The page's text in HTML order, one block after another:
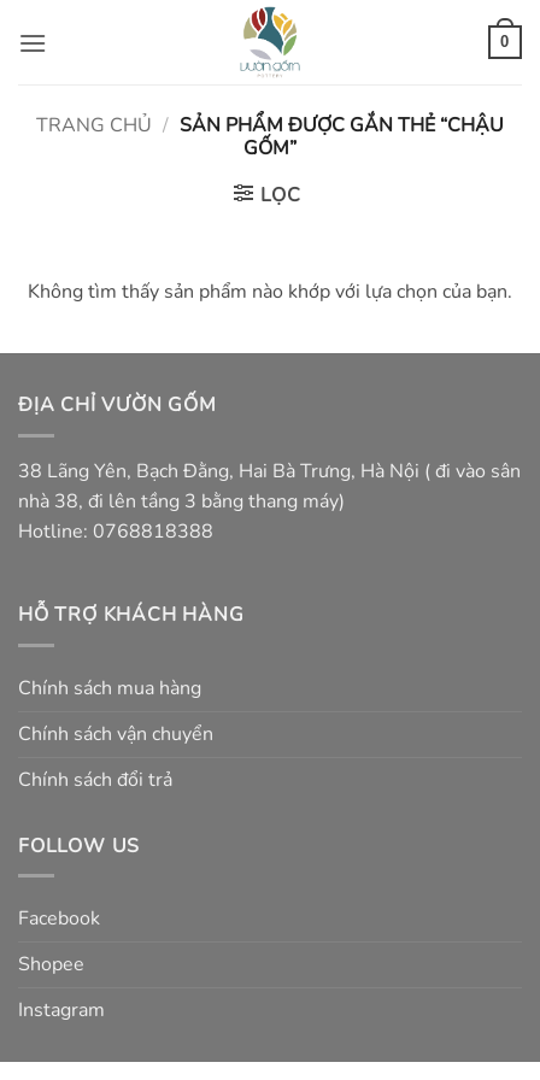
qua
0
TRANG CHỦ / SẢN PHẨM ĐƯỢC GẮN THẺ “CHẬU
GỐM”
LỌC
Không tìm thấy sản phẩm nào khớp với lựa chọn của bạn.
ĐỊA CHỈ VƯỜN GỐM
38 Lãng Yên, Bạch Đằng, Hai Bà Trưng, Hà Nội ( đi vào sân
nhà 38, đi lên tầng 3 bằng thang máy)
Hotline: 0768818388
HỖ TRỢ KHÁCH HÀNG
Chính sách mua hàng
Chính sách vận chuyển
Chính sách đổi trả
FOLLOW US
Facebook
Shopee
Instagram